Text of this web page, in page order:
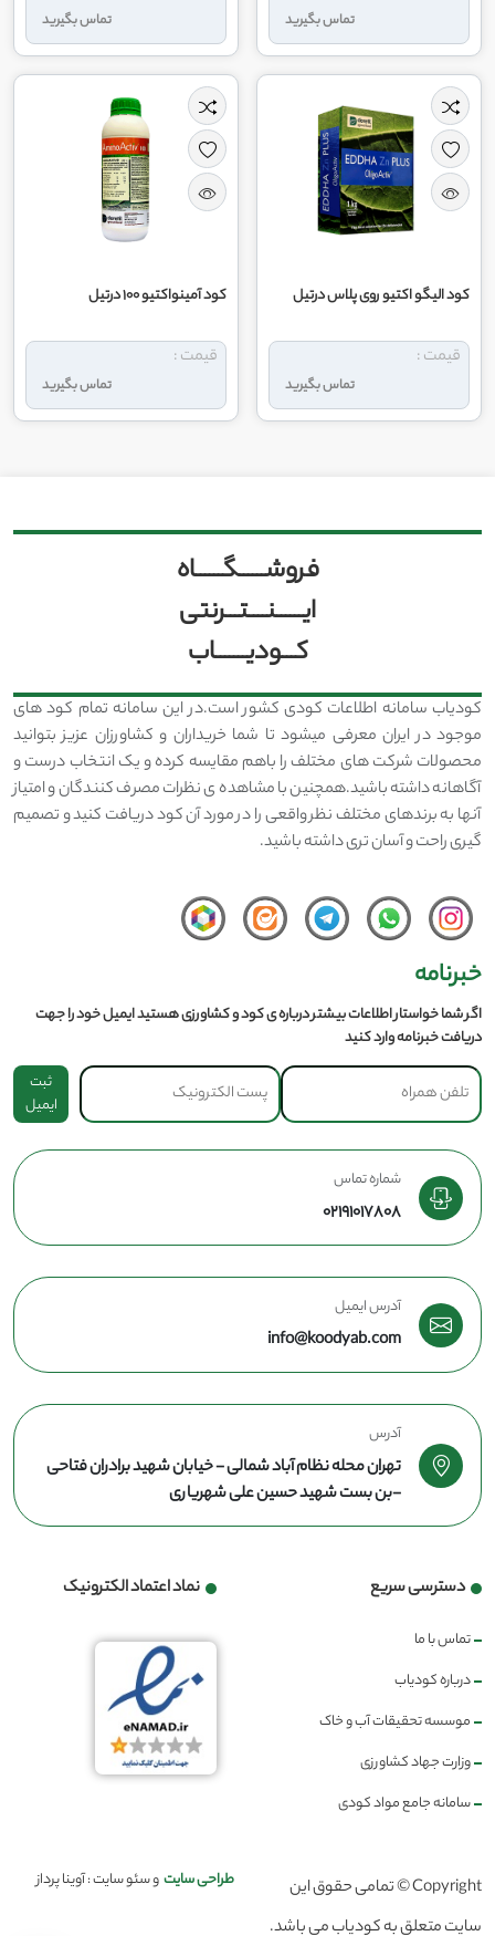
تماس بگیرید تماس بگیرید
کود الیگو اکتیو روی پلاس درتیل
تماس بگیرید
قیمت :
کود آمینواکتیو 100 درتیل
تماس بگیرید
قیمت :
فروشــــــگــــــاه
ایــــــنــــتـــرنتی
کـــودیـــــــاب
کودیاب سامانه اطلاعات کودی کشور است.در این سامانه تمام کود های
موجود در ایران معرفی میشود تا شما خریداران و کشاورزان عزیز بتوانید
محصولات شرکت های مختلف را باهم مقایسه کرده و یک انتخاب درست و
آگاهانه داشته باشید.همچنین با مشاهده ی نظرات مصرف کنندگان و امتیاز
آنها به برندهای مختلف نظر واقعی را در مورد آن کود دریافت کنید و تصمیم
گیری راحت و آسان تری داشته باشید.
خبرنامه
اگر شما خواستار اطلاعات بیشتر درباره ی کود و کشاورزی هستید ایمیل خود را جهت
دریافت خبرنامه وارد کنید
ثبت
ایمیل
شماره تماس
02191017808
آدرس ایمیل
info@koodyab.com
آدرس
تهران محله نظام آباد شمالی - خیابان شهید برادران فتاحی
-بن بست شهید حسین علی شهریاری
دسترسی سریع
تماس با ما
درباره کودیاب
موسسه تحقیقات آب و خاک
وزارت جهاد کشاورزی
سامانه جامع مواد کودی
نماد اعتماد الکترونیک
Copyright © تمامی حقوق این
سایت متعلق به کودیاب می باشد.
طراحی سایتو سئو سایت : آوینا پرداز